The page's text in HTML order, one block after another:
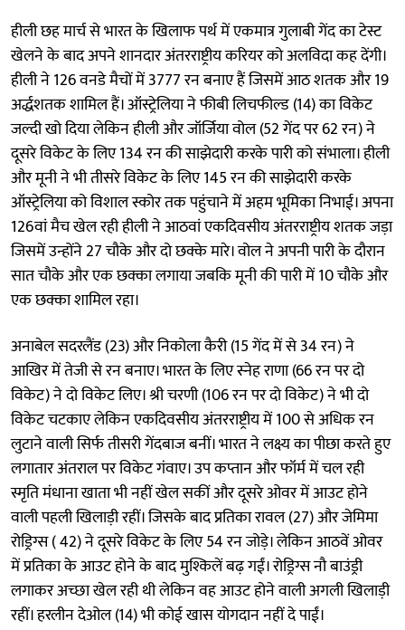
हीली छह मार्च से भारत के खिलाफ पर्थ में एकमात्र गुलाबी गेंद का टेस्ट
खेलने के बाद अपने शानदार अंतरराष्ट्रीय करियर को अलविदा कह देंगी।
हीली ने 126 वनडे मैचों में 3777 रन बनाए हैं जिसमें आठ शतक और 19
अर्द्धशतक शामिल हैं। ऑस्ट्रेलिया ने फीबी लिचफील्ड (14) का विकेट
जल्दी खो दिया लेकिन हीली और जॉर्जिया वोल (52 गेंद पर 62 रन) ने
दूसरे विकेट के लिए 134 रन की साझेदारी करके पारी को संभाला। हीली
और मूनी ने भी तीसरे विकेट के लिए 145 रन की साझेदारी करके
ऑस्ट्रेलिया को विशाल स्कोर तक पहुंचाने में अहम भूमिका निभाई। अपना
126वां मैच खेल रही हीली ने आठवां एकदिवसीय अंतरराष्ट्रीय शतक जड़ा
जिसमें उन्होंने 27 चौके और दो छक्के मारे। वोल ने अपनी पारी के दौरान
सात चौके और एक छक्का लगाया जबकि मूनी की पारी में 10 चौके और
एक छक्का शामिल रहा।
अनाबेल सदरलैंड (23) और निकोला कैरी (15 गेंद में से 34 रन) ने
आखिर में तेजी से रन बनाए। भारत के लिए स्नेह राणा (66 रन पर दो
विकेट) ने दो विकेट लिए। श्री चरणी (106 रन पर दो विकेट) ने भी दो
विकेट चटकाए लेकिन एकदिवसीय अंतरराष्ट्रीय में 100 से अधिक रन
लुटाने वाली सिर्फ तीसरी गेंदबाज बनीं। भारत ने लक्ष्य का पीछा करते हुए
लगातार अंतराल पर विकेट गंवाए। उप कप्तान और फॉर्म में चल रही
स्मृति मंधाना खाता भी नहीं खेल सकीं और दूसरे ओवर में आउट होने
वाली पहली खिलाड़ी रहीं। जिसके बाद प्रतिका रावल (27) और जेमिमा
रोड्रिग्स ( 42) ने दूसरे विकेट के लिए 54 रन जोड़े। लेकिन आठवें ओवर
में प्रतिका के आउट होने के बाद मुश्किलें बढ़ गईं। रोड्रिग्स नौ बाउंड्री
लगाकर अच्छा खेल रही थी लेकिन वह आउट होने वाली अगली खिलाड़ी
रहीं। हरलीन देओल (14) भी कोई खास योगदान नहीं दे पाईं।